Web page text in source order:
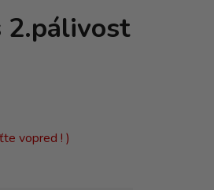
2.pálivost
vopred ! )